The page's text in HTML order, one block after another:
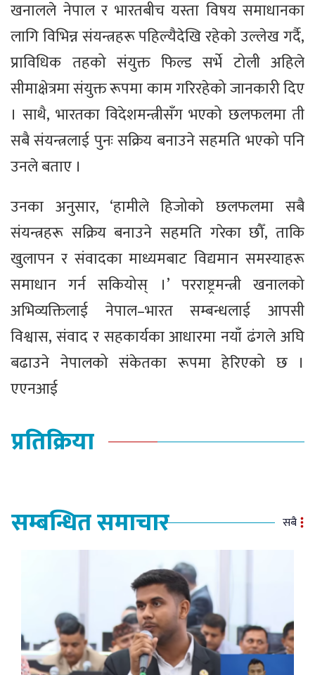
खनालले नेपाल र भारतबीच यस्ता विषय समाधानका
लागि विभिन्न संयन्त्रहरू पहिल्यैदेखि रहेको उल्लेख गर्दै,
प्राविधिक तहको संयुक्त फिल्ड सर्भे टोली अहिले
सीमाक्षेत्रमा संयुक्त रूपमा काम गरिरहेको जानकारी दिए
। साथै, भारतका विदेशमन्त्रीसँग भएको छलफलमा ती
सबै संयन्त्रलाई पुनः सक्रिय बनाउने सहमति भएको पनि
उनले बताए ।
उनका अनुसार, ‘हामीले हिजोको छलफलमा सबै
संयन्त्रहरू सक्रिय बनाउने सहमति गरेका छौँ, ताकि
खुलापन र संवादका माध्यमबाट विद्यमान समस्याहरू
समाधान गर्न सकियोस् ।’ परराष्ट्रमन्त्री खनालको
अभिव्यक्तिलाई नेपाल–भारत सम्बन्धलाई आपसी
विश्वास, संवाद र सहकार्यका आधारमा नयाँ ढंगले अघि
बढाउने नेपालको संकेतका रूपमा हेरिएको छ ।
एएनआई
प्रतिक्रिया
सम्बन्धित समाचार सबै